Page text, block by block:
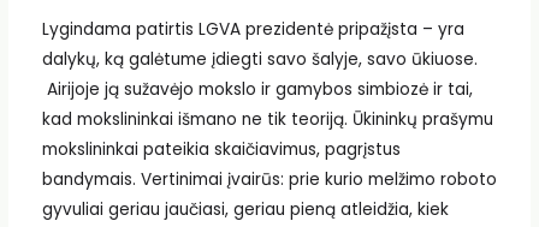
Lygindama patirtis LGVA prezidentė pripažįsta – yra
dalykų, ką galėtume įdiegti savo šalyje, savo ūkiuose.
Airijoje ją sužavėjo mokslo ir gamybos simbiozė ir tai,
kad mokslininkai išmano ne tik teoriją. Ūkininkų prašymu
mokslininkai pateikia skaičiavimus, pagrįstus
bandymais. Vertinimai įvairūs: prie kurio melžimo roboto
gyvuliai geriau jaučiasi, geriau pieną atleidžia, kiek